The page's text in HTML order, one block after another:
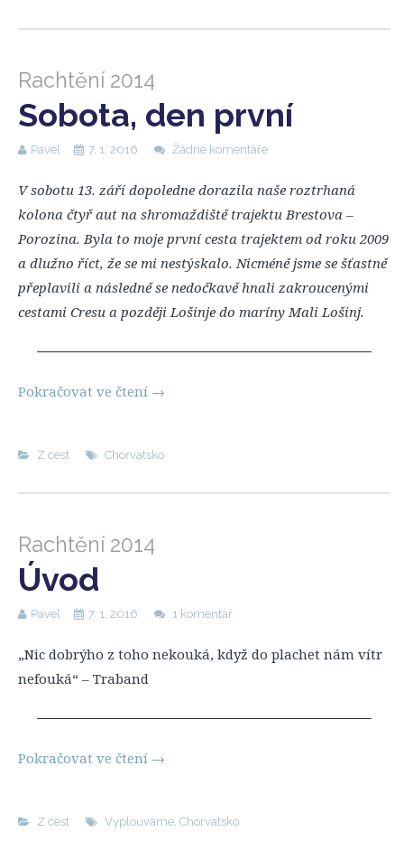
Rachtění 2014
Sobota, den první
Pavel 7. 1. 2016 Žádné komentáře
V sobotu 13. září dopoledne dorazila naše roztrhaná
kolona čtyř aut na shromaždiště trajektu Brestova –
Porozina. Byla to moje první cesta trajektem od roku 2009
a dlužno říct, že se mi nestýskalo. Nicméně jsme se šťastně
přeplavili a následně se nedočkavě hnali zakroucenými
cestami Cresu a později Lošinje do maríny Mali Lošinj.
Pokračovat ve čtení →
Z cest Chorvatsko
Rachtění 2014
Úvod
Pavel 7. 1. 2016 1 komentář
„Nic dobrýho z toho nekouká, když do plachet nám vítr
nefouká“ – Traband
Pokračovat ve čtení →
Z cest Vyplouváme, Chorvatsko